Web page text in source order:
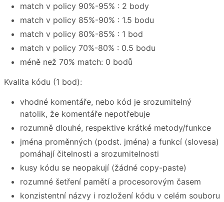
match v policy 90%-95% : 2 body
match v policy 85%-90% : 1.5 bodu
match v policy 80%-85% : 1 bod
match v policy 70%-80% : 0.5 bodu
méně než 70% match: 0 bodů
Kvalita kódu (1 bod):
vhodné komentáře, nebo kód je srozumitelný
natolik, že komentáře nepotřebuje
rozumně dlouhé, respektive krátké metody/funkce
jména proměnných (podst. jména) a funkcí (slovesa)
pomáhají čitelnosti a srozumitelnosti
kusy kódu se neopakují (žádné copy-paste)
rozumné šetření pamětí a procesorovým časem
konzistentní názvy i rozložení kódu v celém souboru